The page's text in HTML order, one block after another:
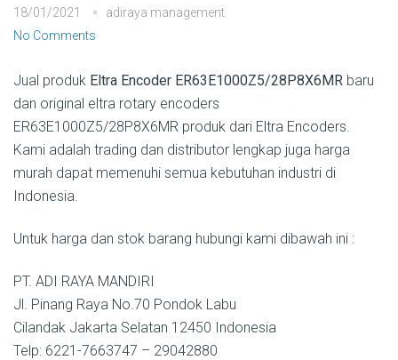
18/01/2021
adiraya management
No Comments
Jual produk Eltra Encoder ER63E1000Z5/28P8X6MR baru
dan original eltra rotary encoders
ER63E1000Z5/28P8X6MR produk dari Eltra Encoders.
Kami adalah trading dan distributor lengkap juga harga
murah dapat memenuhi semua kebutuhan industri di
Indonesia.
Untuk harga dan stok barang hubungi kami dibawah ini :
PT. ADI RAYA MANDIRI
Jl. Pinang Raya No.70 Pondok Labu
Cilandak Jakarta Selatan 12450 Indonesia
Telp: 6221-7663747 – 29042880